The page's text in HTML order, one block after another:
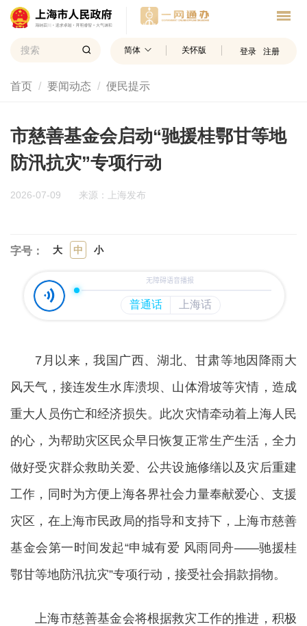
简体 关怀版 登录 注册
首页 要闻动态 便民提示
市慈善基金会启动“驰援桂鄂甘等地
防汛抗灾”专项行动
2026-07-09 来源：上海发布
字号： 大 中 小
7月以来，我国广西、湖北、甘肃等地因降雨大
风天气，接连发生水库溃坝、山体滑坡等灾情，造成
重大人员伤亡和经济损失。此次灾情牵动着上海人民
的心，为帮助灾区民众早日恢复正常生产生活，全力
做好受灾群众救助关爱、公共设施修缮以及灾后重建
工作，同时为方便上海各界社会力量奉献爱心、支援
灾区，在上海市民政局的指导和支持下，上海市慈善
基金会第一时间发起“申城有爱 风雨同舟——驰援桂
鄂甘等地防汛抗灾”专项行动，接受社会捐款捐物。
上海市慈善基金会将根据救灾工作的推进，积极